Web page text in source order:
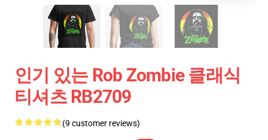
인기 있는 Rob Zombie 클래식
티셔츠 RB2709
(9 customer reviews)